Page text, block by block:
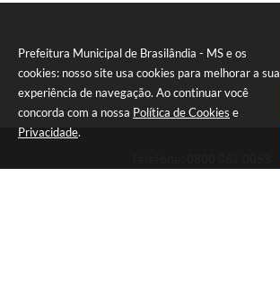
Prefeitura Municipal de Brasilândia - MS e os
cookies: nosso site usa cookies para melhorar a sua
experiência de navegação. Ao continuar você
concorda com a nossa Política de Cookies e
Privacidade.